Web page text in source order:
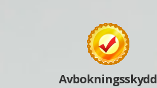
Avbokningsskydd